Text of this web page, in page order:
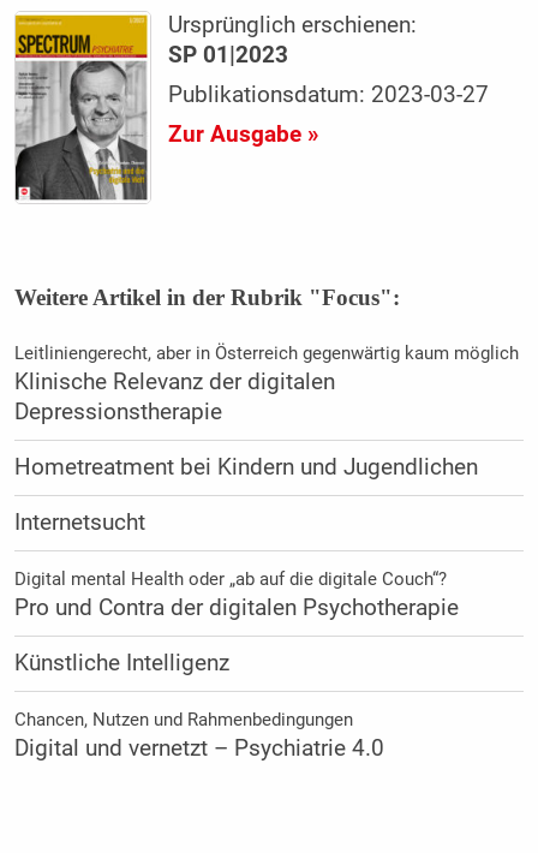
Ursprünglich erschienen:
SP 01|2023
Publikationsdatum: 2023-03-27
Zur Ausgabe »
Weitere Artikel in der Rubrik "Focus":
Leitliniengerecht, aber in Österreich gegenwärtig kaum möglich
Klinische Relevanz der digitalen
Depressionstherapie
Hometreatment bei Kindern und Jugendlichen
Internetsucht
Digital mental Health oder „ab auf die digitale Couch“?
Pro und Contra der digitalen Psychotherapie
Künstliche Intelligenz
Chancen, Nutzen und Rahmenbedingungen
Digital und vernetzt – Psychiatrie 4.0